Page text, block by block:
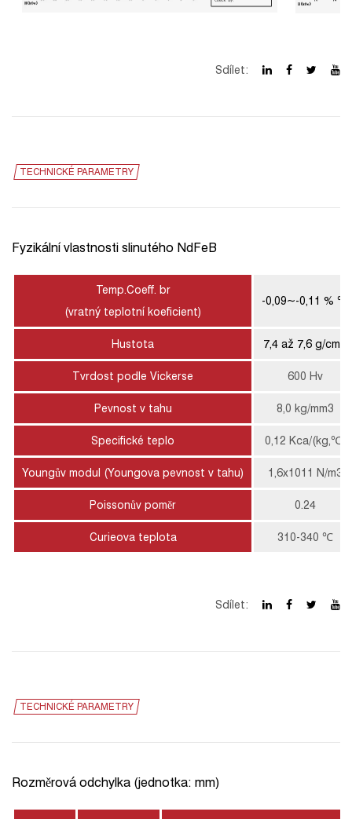
Sdílet:
TECHNICKÉ PARAMETRY
Fyzikální vlastnosti slinutého NdFeB
Temp.Coeff. br
(vratný teplotní koeficient)
-0,09~-0,11 % ℃
Hustota 7,4 až 7,6 g/cm3
Tvrdost podle Vickerse 600 Hv
Pevnost v tahu 8,0 kg/mm3
Specifické teplo 0,12 Kca/(kg,℃)
Youngův modul (Youngova pevnost v tahu) 1,6x1011 N/m3
Poissonův poměr 0.24
Curieova teplota 310-340 ℃
Sdílet:
TECHNICKÉ PARAMETRY
Rozměrová odchylka (jednotka: mm)